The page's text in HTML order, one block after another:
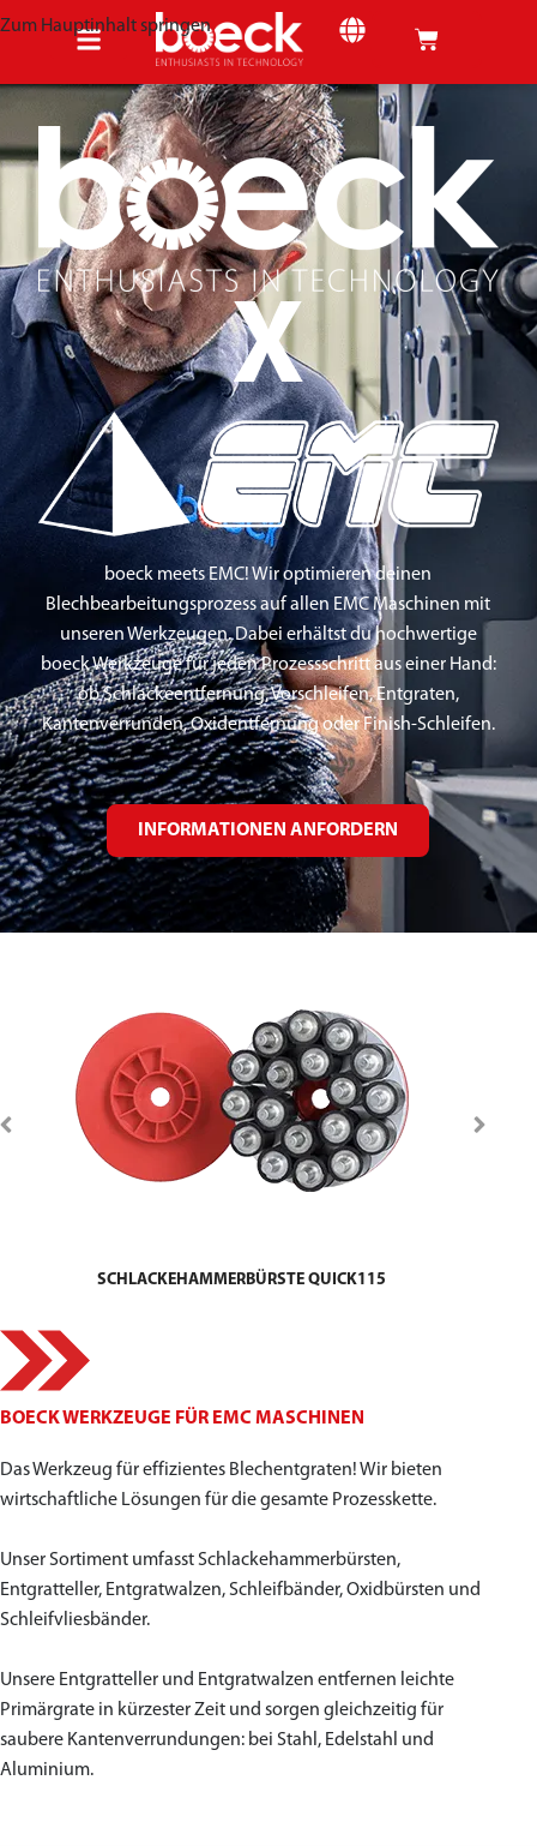
Zum Hauptinhalt springen
X
boeck meets EMC! Wir optimieren deinen
Blechbearbeitungsprozess auf allen EMC Maschinen mit
unseren Werkzeugen. Dabei erhältst du hochwertige
boeck Werkzeuge für jeden Prozessschritt aus einer Hand:
ob Schlackeentfernung, Vorschleifen, Entgraten,
Kantenverrunden, Oxidentfernung oder Finish-Schleifen.
INFORMATIONEN ANFORDERN
SCHLACKEHAMMERBÜRSTE QUICK115
BOECK WERKZEUGE FÜR EMC MASCHINEN
Das Werkzeug für effizientes Blechentgraten! Wir bieten
wirtschaftliche Lösungen für die gesamte Prozesskette.
Unser Sortiment umfasst Schlackehammerbürsten,
Entgratteller, Entgratwalzen, Schleifbänder, Oxidbürsten und
Schleifvliesbänder.
Unsere Entgratteller und Entgratwalzen entfernen leichte
Primärgrate in kürzester Zeit und sorgen gleichzeitig für
saubere Kantenverrundungen: bei Stahl, Edelstahl und
Aluminium.